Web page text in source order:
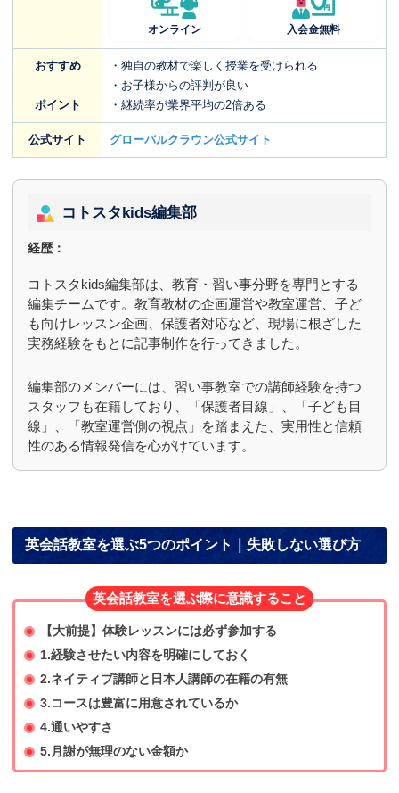
オンライン 入会金無料
おすすめ
ポイント
・独自の教材で楽しく授業を受けられる
・お子様からの評判が良い
・継続率が業界平均の2倍ある
公式サイト グローバルクラウン公式サイト
コトスタkids編集部
経歴：
コトスタkids編集部は、教育・習い事分野を専門とする
編集チームです。教育教材の企画運営や教室運営、子ど
も向けレッスン企画、保護者対応など、現場に根ざした
実務経験をもとに記事制作を行ってきました。
編集部のメンバーには、習い事教室での講師経験を持つ
スタッフも在籍しており、「保護者目線」、「子ども目
線」、「教室運営側の視点」を踏まえた、実用性と信頼
性のある情報発信を心がけています。
英会話教室を選ぶ5つのポイント｜失敗しない選び方
英会話教室を選ぶ際に意識すること
【大前提】体験レッスンには必ず参加する
1.経験させたい内容を明確にしておく
2.ネイティブ講師と日本人講師の在籍の有無
3.コースは豊富に用意されているか
4.通いやすさ
5.月謝が無理のない金額か